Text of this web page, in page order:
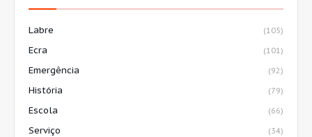
Labre (105)
Ecra (101)
Emergência (92)
História (79)
Escola (66)
Serviço (34)